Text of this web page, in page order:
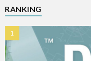
RANKING